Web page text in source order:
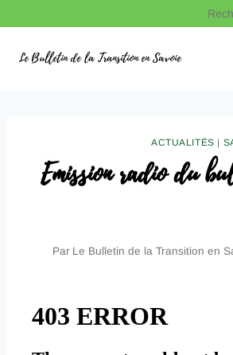
Le Bulletin de la Transition en Savoie
ACTUALITÉS |
Emission radio du
Par Le Bulletin de la Transition en